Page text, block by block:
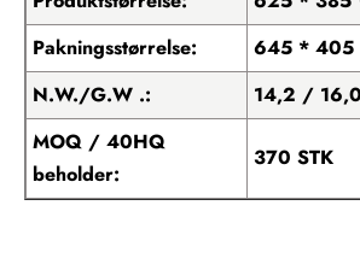
Pakningsstørrelse:
645 * 405
N.W./G.W .:
14,2 /
MOQ / 40HQ
beholder:
370 STK